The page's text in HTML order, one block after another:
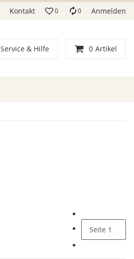
Kontakt 0 0 Anmelden
Service & Hilfe 0 Artikel
Seite 1